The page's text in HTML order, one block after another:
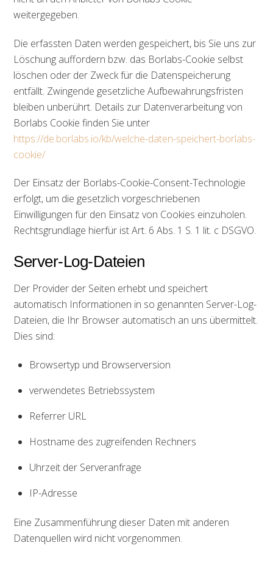
weitergegeben.
Die erfassten Daten werden gespeichert, bis Sie uns zur
Löschung auffordern bzw. das Borlabs-Cookie selbst
löschen oder der Zweck für die Datenspeicherung
entfällt. Zwingende gesetzliche Aufbewahrungsfristen
bleiben unberührt. Details zur Datenverarbeitung von
Borlabs Cookie finden Sie unter
https://de.borlabs.io/kb/welche-daten-speichert-borlabs-
cookie/
Der Einsatz der Borlabs-Cookie-Consent-Technologie
erfolgt, um die gesetzlich vorgeschriebenen
Einwilligungen für den Einsatz von Cookies einzuholen.
Rechtsgrundlage hierfür ist Art. 6 Abs. 1 S. 1 lit. c DSGVO.
Server-Log-Dateien
Der Provider der Seiten erhebt und speichert
automatisch Informationen in so genannten Server-Log-
Dateien, die Ihr Browser automatisch an uns übermittelt.
Dies sind:
Browsertyp und Browserversion
verwendetes Betriebssystem
Referrer URL
Hostname des zugreifenden Rechners
Uhrzeit der Serveranfrage
IP-Adresse
Eine Zusammenführung dieser Daten mit anderen
Datenquellen wird nicht vorgenommen.